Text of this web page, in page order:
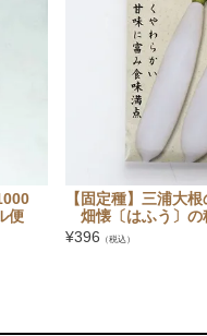
便
【固定種】三浦大
畑懐〔はふう〕の
¥396 （税込）